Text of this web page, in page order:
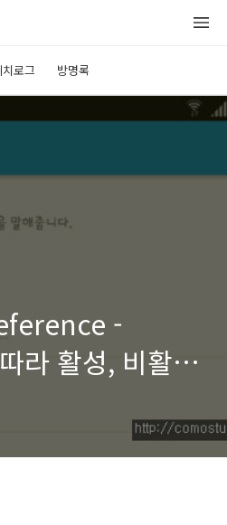
치로그 방명록
-
라 활성, 비활성